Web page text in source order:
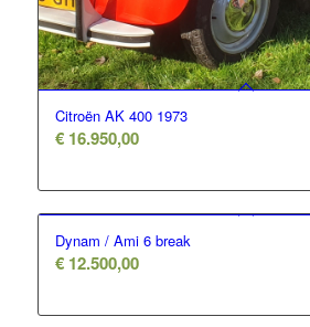
Citroën AK 400 1973
€16.950,00
Dynam / Ami 6 break
€12.500,00